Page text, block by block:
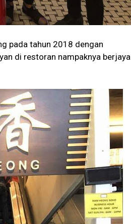
pada tahun 2018 dengan
di restoran nampaknya berjaya